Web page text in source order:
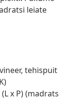
leiate
tehispuit
x P) (madrats